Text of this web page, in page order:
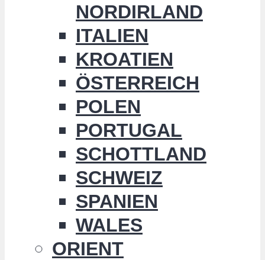
NORDIRLAND
ITALIEN
KROATIEN
ÖSTERREICH
POLEN
PORTUGAL
SCHOTTLAND
SCHWEIZ
SPANIEN
WALES
ORIENT